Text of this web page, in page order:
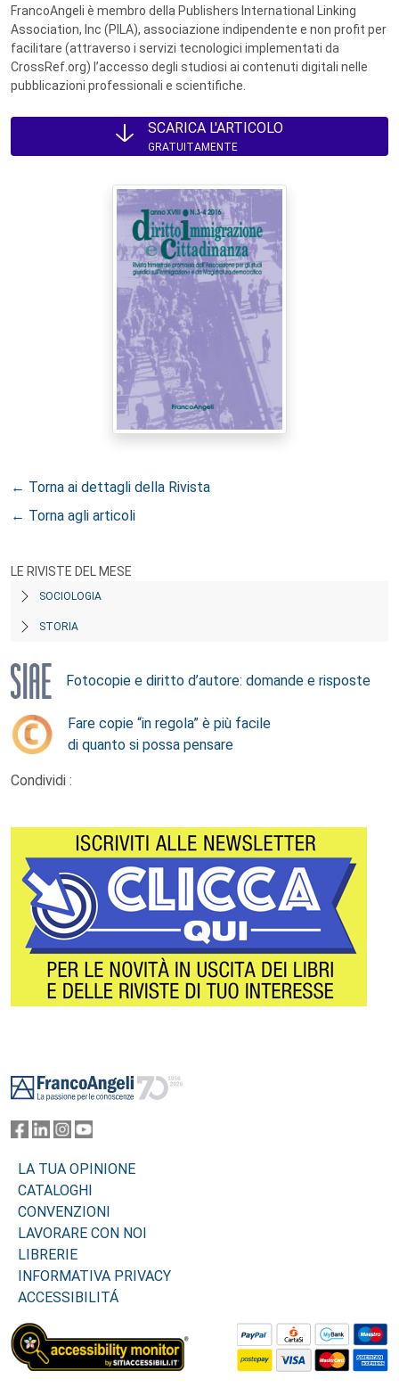
FrancoAngeli è membro della Publishers International Linking
Association, Inc (PILA), associazione indipendente e non profit per
facilitare (attraverso i servizi tecnologici implementati da
CrossRef.org) l’accesso degli studiosi ai contenuti digitali nelle
pubblicazioni professionali e scientifiche.
SCARICA L'ARTICOLO
GRATUITAMENTE
← Torna ai dettagli della Rivista
← Torna agli articoli
LE RIVISTE DEL MESE
SOCIOLOGIA
STORIA
Fotocopie e diritto d’autore: domande e risposte
Fare copie “in regola” è più facile
di quanto si possa pensare
Condividi :
LA TUA OPINIONE
CATALOGHI
CONVENZIONI
LAVORARE CON NOI
LIBRERIE
INFORMATIVA PRIVACY
ACCESSIBILITÁ